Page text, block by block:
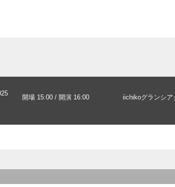
開場 15:00 / 開演 16:00 iichikoグランシア